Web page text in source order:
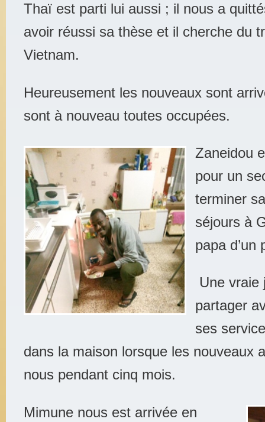
Thaï est parti lui aussi ; il nous a
avoir réussi sa thèse et il cherche du
Vietnam.
Heureusement les nouveaux sont
sont à nouveau toutes occupées.
Zaneidou
pour un
terminer
séjours à
papa d’un
Une vraie
partager
ses
dans la maison lorsque les nouveaux
nous pendant cinq mois.
Mimune nous est arrivée en